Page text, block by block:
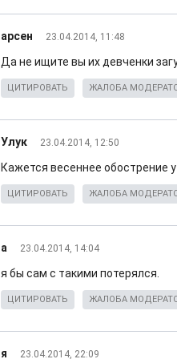
арсен 23.04.2014, 11:48
Да не ищите вы их девченки
ЦИТИРОВАТЬ ЖАЛОБА
Улук 23.04.2014, 12:50
Кажется весеннее обострение
ЦИТИРОВАТЬ ЖАЛОБА
а 23.04.2014, 14:04
я бы сам с такими потерялся.
ЦИТИРОВАТЬ ЖАЛОБА
я 23.04.2014, 22:09